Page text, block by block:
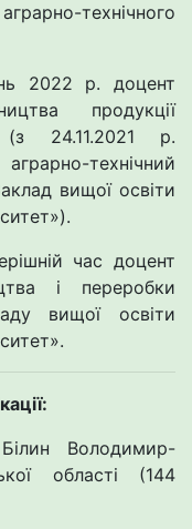
технічного
2022 р. доцент
продукції
(з 24.11.2021 р.
технічний
вищої освіти
час доцент
і переробки
вищої освіти
Володимир-
області (144